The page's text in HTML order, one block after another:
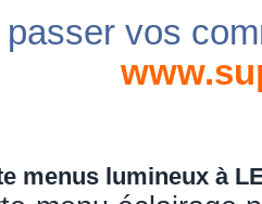
vos
menus lumineux à